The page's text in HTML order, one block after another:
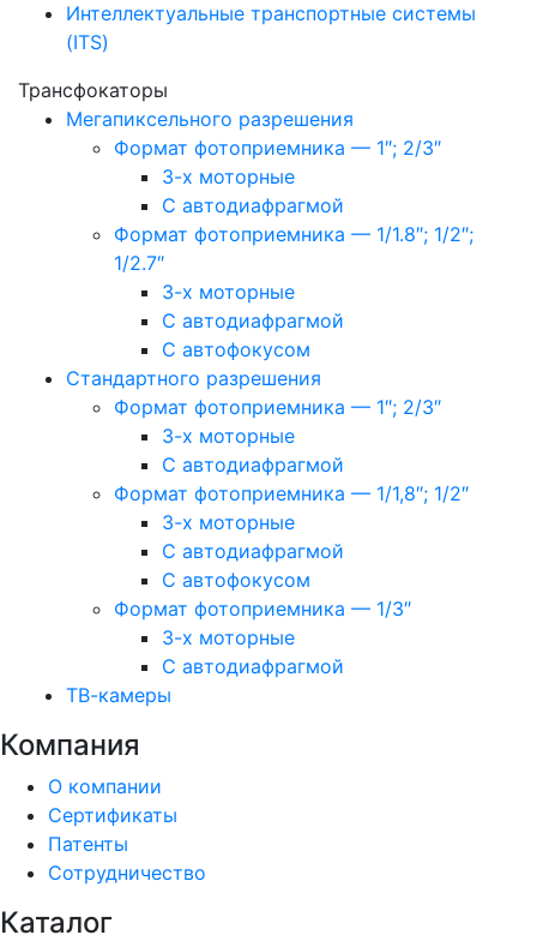
Интеллектуальные транспортные системы
(ITS)
Трансфокаторы
Мегапиксельного разрешения
Формат фотоприемника — 1″; 2/3″
3-х моторные
С автодиафрагмой
Формат фотоприемника — 1/1.8″; 1/2″;
1/2.7″
3-х моторные
С автодиафрагмой
С автофокусом
Стандартного разрешения
Формат фотоприемника — 1″; 2/3″
3-х моторные
С автодиафрагмой
Формат фотоприемника — 1/1,8″; 1/2″
3-х моторные
С автодиафрагмой
С автофокусом
Формат фотоприемника — 1/3″
3-х моторные
С автодиафрагмой
ТВ-камеры
Компания
О компании
Сертификаты
Патенты
Сотрудничество
Каталог